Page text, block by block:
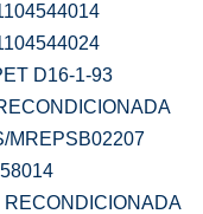
D16-1-93
MREPSB02207